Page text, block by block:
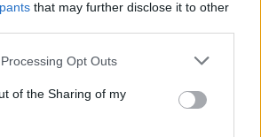
that may further disclose it to other
Opt Outs
of the Sharing of my